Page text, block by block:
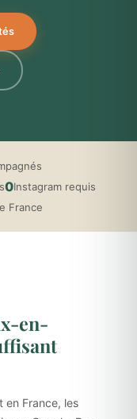
0Instagram requis
France
en-
en France, les